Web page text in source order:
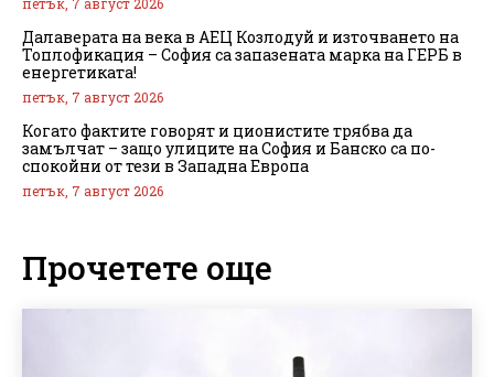
петък, 7 август 2026
Далаверата на века в АЕЦ Козлодуй и източването на
Топлофикация – София са запазената марка на ГЕРБ в
енергетиката!
петък, 7 август 2026
Когато фактите говорят и ционистите трябва да
замълчат – защо улиците на София и Банско са по-
спокойни от тези в Западна Европа
петък, 7 август 2026
Прочетете още